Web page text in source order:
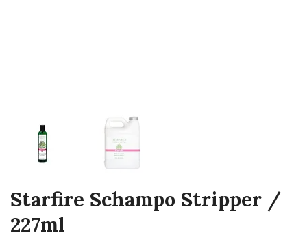
Starfire Schampo Stripper /
227ml